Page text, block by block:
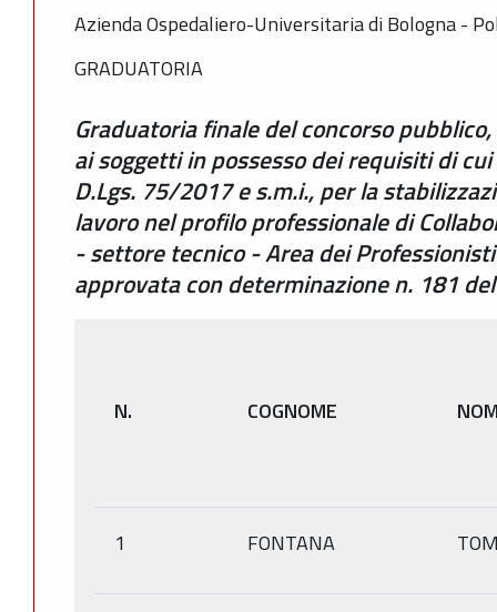
Azienda Ospedaliero-Universitaria di Bologna -
GRADUATORIA
Graduatoria finale del concorso
ai soggetti in possesso dei requisiti di
D.Lgs. 75/2017 e s.m.i., per la
lavoro nel profilo professionale di
- settore tecnico - Area dei
approvata con determinazione n. 181
N. COGNOME
1 FONTANA